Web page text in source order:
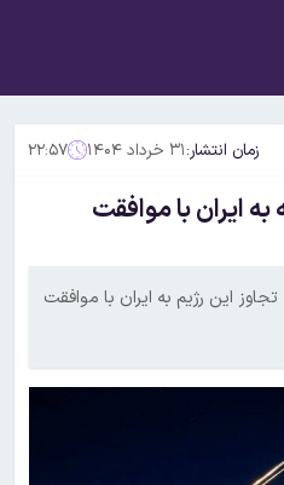
زمان انتشار:۳۱ خرداد ۱۴۰۴ ۲۲:۵۷
ایران با موافقت
این رژیم به ایران با موافقت